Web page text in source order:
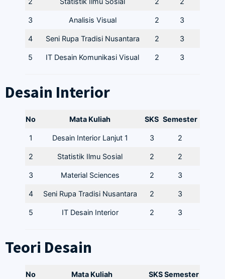
3 Analisis Visual 2 3
4 Seni Rupa Tradisi Nusantara 2 3
5 IT Desain Komunikasi Visual 2 3
Desain Interior
No Mata Kuliah SKS Semester
1 Desain Interior Lanjut 1 3 2
2 Statistik Ilmu Sosial 2 2
3 Material Sciences 2 3
4 Seni Rupa Tradisi Nusantara 2 3
5 IT Desain Interior 2 3
Teori Desain
No Mata Kuliah SKS Semester